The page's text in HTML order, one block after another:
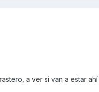
a ver si van a estar ahí